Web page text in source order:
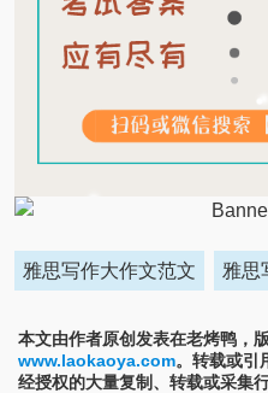
雅思写作大作文范文 雅思
本文由作者原创发表在老烤鸭，
www.laokaoya.com。转载或引
经授权的大量复制、转载或采集